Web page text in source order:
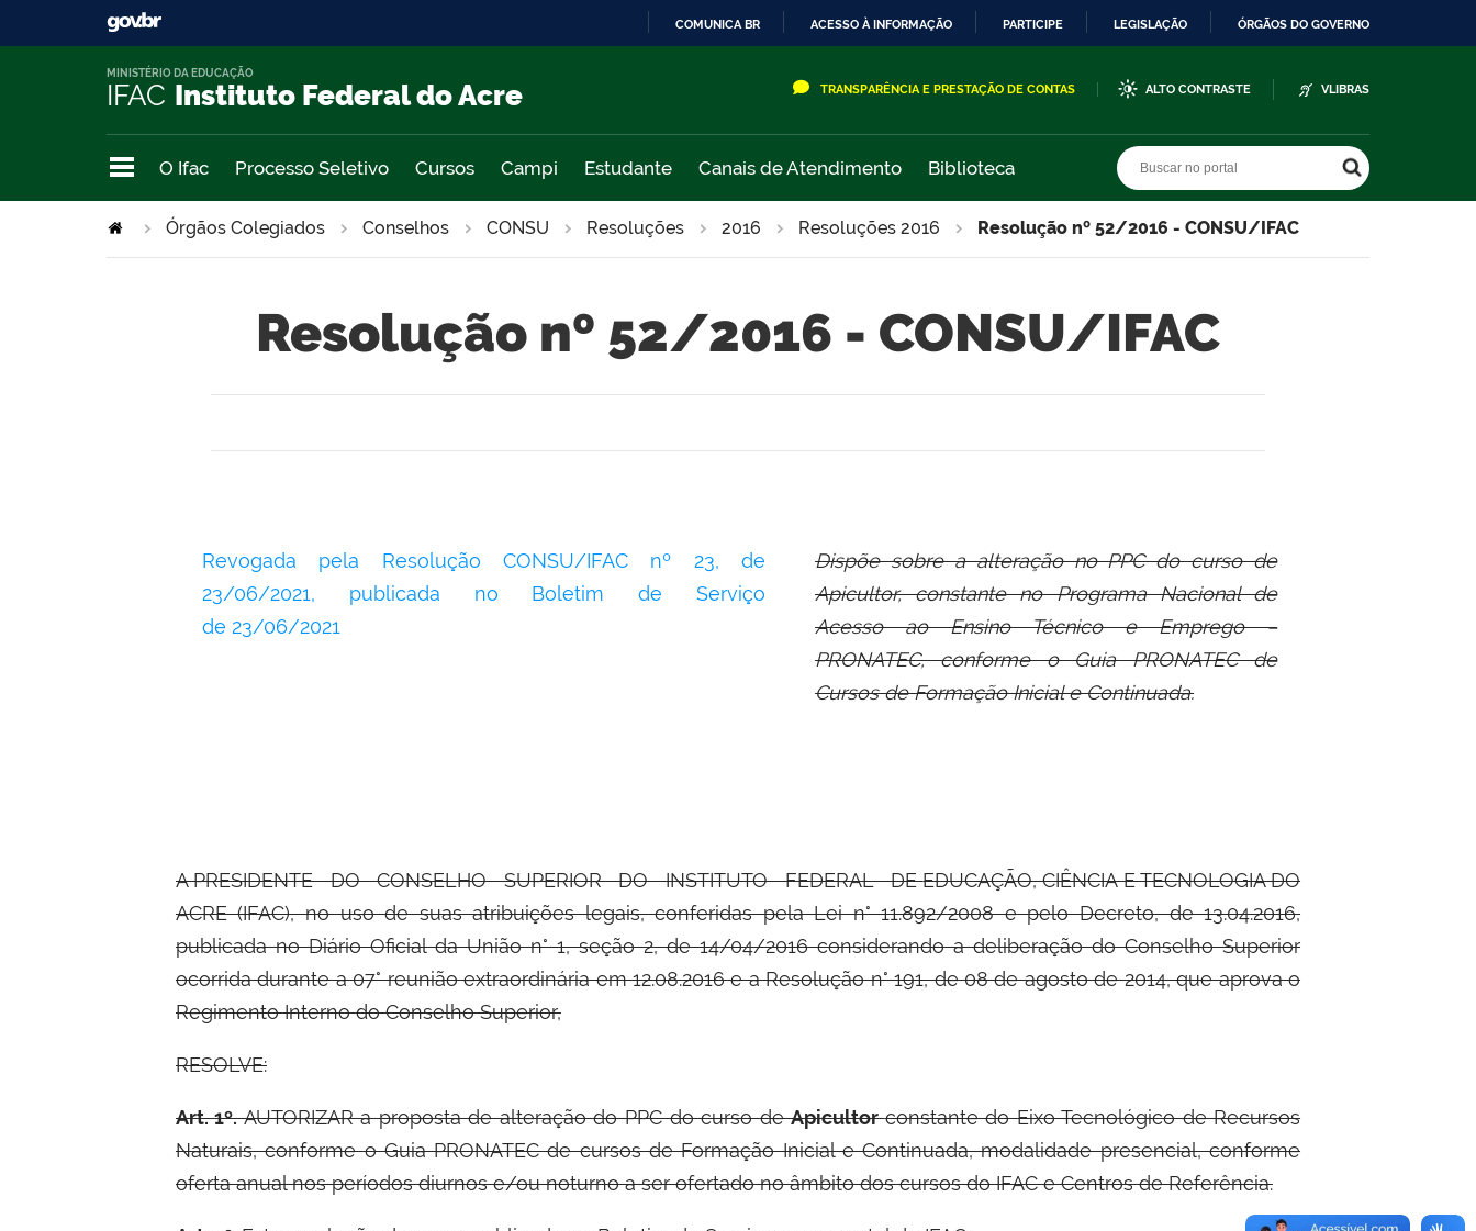
COMUNICA BR ACESSO À INFORMAÇÃO PARTICIPE LEGISLAÇÃO ÓRGÃOS DO GOVERNO
IFAC Instituto Federal do Acre
MINISTÉRIO DA EDUCAÇÃO
TRANSPARÊNCIA E PRESTAÇÃO DE CONTAS ALTO CONTRASTE VLIBRAS
O Ifac Processo Seletivo Cursos Campi Estudante Canais de Atendimento Biblioteca
Órgãos Colegiados Conselhos CONSU Resoluções 2016 Resoluções 2016 Resolução nº 52/2016 - CONSU/IFAC
Resolução nº 52/2016 - CONSU/IFAC
Revogada pela Resolução CONSU/IFAC nº 23,
de
23/06/2021, publicada no Boletim de Serviço
de 23/06/2021
Dispõe sobre a alteração no PPC do curso de
Apicultor, constante no Programa Nacional de
Acesso ao Ensino Técnico e Emprego –
PRONATEC, conforme o Guia PRONATEC de
Cursos de Formação Inicial e Continuada.
A PRESIDENTE DO CONSELHO SUPERIOR DO INSTITUTO FEDERAL DEEDUCAÇÃO, CIÊNCIA E TECNOLOGIA DO
ACRE (IFAC), no uso de suas atribuições legais, conferidas pela Lei n° 11.892/2008 e pelo Decreto, de 13.04.2016,
publicada no Diário Oficial da União n° 1, seção 2, de 14/04/2016 considerando a deliberação do Conselho Superior
ocorrida durante a 07° reunião extraordinária em 12.08.2016 e a Resolução n° 191, de 08 de agosto de 2014, que aprova o
Regimento Interno do Conselho Superior,
RESOLVE:
Art. 1º.AUTORIZAR a proposta de alteração do PPC do curso deApicultorconstante do Eixo Tecnológico de Recursos
Naturais, conforme o Guia PRONATEC de cursos de Formação Inicial e Continuada, modalidade presencial, conforme
oferta anual nos períodos diurnos e/ou noturno a ser ofertado no âmbito dos cursos do IFAC e Centros de Referência.